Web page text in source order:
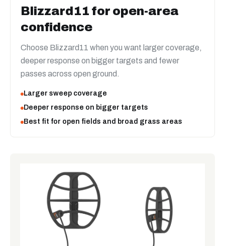
Blizzard11 for open-area
confidence
Choose Blizzard11 when you want larger coverage,
deeper response on bigger targets and fewer
passes across open ground.
Larger sweep coverage
Deeper response on bigger targets
Best fit for open fields and broad grass areas